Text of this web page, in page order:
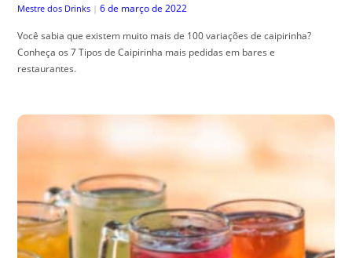
Mestre dos Drinks | 6 de março de 2022
Você sabia que existem muito mais de 100 variações de caipirinha?
Conheça os 7 Tipos de Caipirinha mais pedidas em bares e
restaurantes.